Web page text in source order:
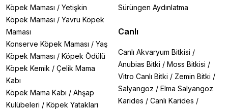
Köpek Maması / Yetişkin
Köpek Maması / Yavru Köpek
Maması
Konserve Köpek Maması / Yaş
Köpek Maması / Köpek Ödülü
Köpek Kemik / Çelik Mama
Kabı
Köpek Mama Kabı / Ahşap
Kulübeleri / Köpek Yatakları
Sürüngen Aydınlatma
Canlı
Canlı Akvaryum Bitkisi /
Anubias Bitki / Moss Bitkisi /
Vitro Canlı Bitki / Zemin Bitki /
Salyangoz / Elma Salyangoz
Karides / Canlı Karides /